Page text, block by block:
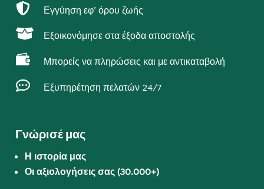
 Εγγύηση εφ’ όρου ζωής
 Εξοικονόμησε στα έξοδα αποστολής
 Μπορείς να πληρώσεις και με αντικαταβολή
 Εξυπηρέτηση πελατών 24/7
Γνώρισέ μας
Η ιστορία μας
Οι αξιολογήσεις σας (30.000+)